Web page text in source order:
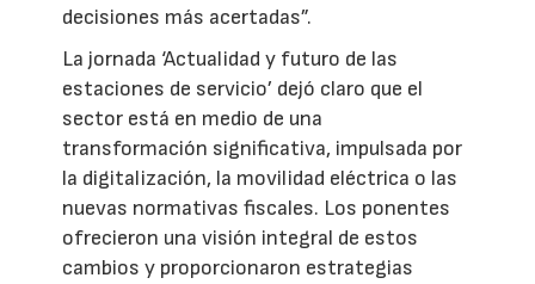
decisiones más acertadas”.
La jornada ‘Actualidad y futuro de las
estaciones de servicio’ dejó claro que el
sector está en medio de una
transformación significativa, impulsada por
la digitalización, la movilidad eléctrica o las
nuevas normativas fiscales. Los ponentes
ofrecieron una visión integral de estos
cambios y proporcionaron estrategias